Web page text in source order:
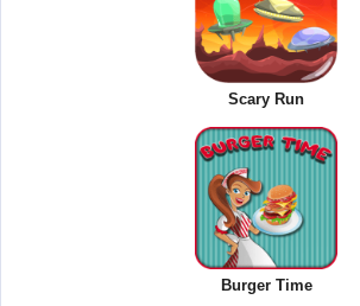
Scary Run
Burger Time